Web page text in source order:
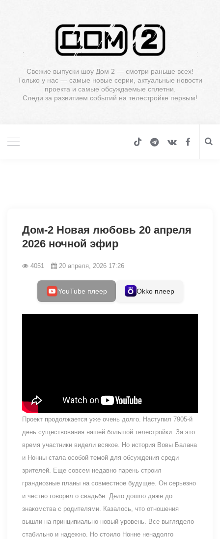
Свежие выпуски шоу Дом 2 — смотри раньше всех!
Только у нас — самые новые серии, актуальные новости
проекта и самые обсуждаемые сплетни.
Следи за развитием событий на телестройке первым!
Дом-2 Новая любовь 20 апреля
2026 ночной эфир
4051 20 апреля, 2026 17:26
YouTube плеер Okko плеер
Проект продолжается уже очень долго. Наступил 7905-й
день существования нашей большой телестройки. За это
время участники видели всякое. Но история Вовы Балана
и Нонны стала особой темой для обсуждения среди
зрителей. Еще совсем недавно парень строил
грандиозные планы на совместное будущее. Он серьезно
и честно говорил о свадьбе. Дело дошло даже до
знакомства с родителями. Казалось, что отношения
вышли на принципиально новый уровень. Все выглядело
стабильно и надежно. Но стоило Нонне ненадолго